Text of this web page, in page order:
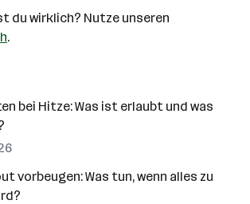
du wirklich? Nutze unseren
.
bei Hitze: Was ist erlaubt und was
vorbeugen: Was tun, wenn alles zu